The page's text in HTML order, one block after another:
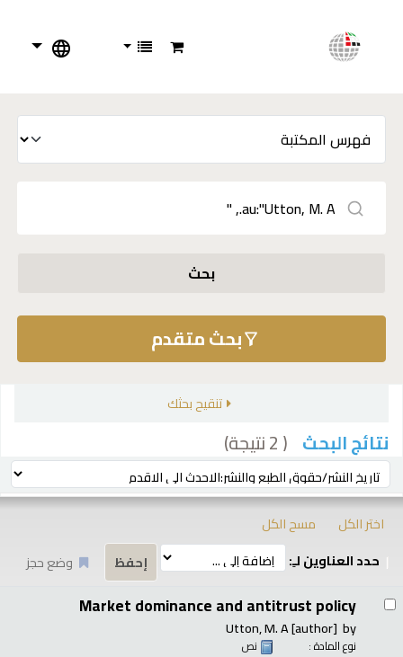
بحث
بحث متقدم
تنقيح بحثك
نتائج البحث ( 2 نتيجة)
ترتيب بواسطة:
اختر الكل
مسح الكل
حدد العناوين لـِ:
وضع حجز
Market dominance and antitrust policy
by
Utton, M. A[author]
نوع المادة :
نص